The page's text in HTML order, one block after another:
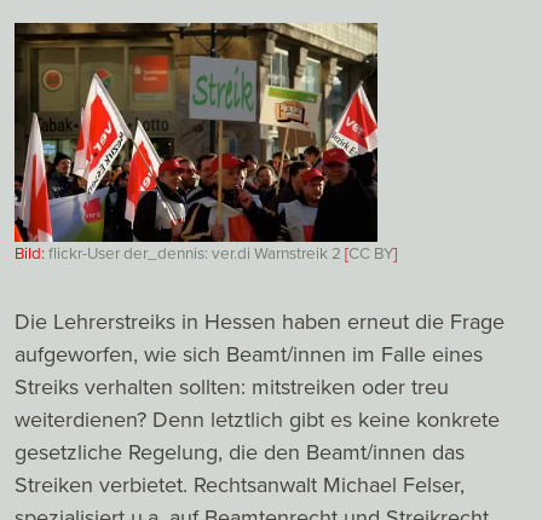
Bild:flickr-User der_dennis: ver.di Warnstreik 2 [CC BY]
Die Lehrerstreiks in Hessen haben erneut die Frage
aufgeworfen, wie sich Beamt/innen im Falle eines
Streiks verhalten sollten: mitstreiken oder treu
weiterdienen? Denn letztlich gibt es keine konkrete
gesetzliche Regelung, die den Beamt/innen das
Streiken verbietet. Rechtsanwalt Michael Felser,